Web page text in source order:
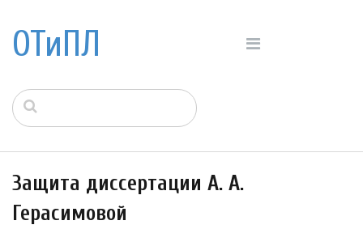
ОТиПЛ
Защита диссертации А. А.
Герасимовой